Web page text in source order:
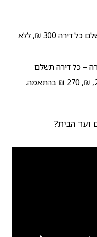
במידה והוחלט על גבייה אחידה – תשלם כל דירה 300 ₪, ללא
– כל דירה תשלם
ועד הבית?